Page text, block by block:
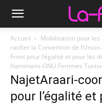
Accueil
Mobilisation pour les
ratifier la Convention de
Front pour l’égalité et pour les
Hammami-ONU Femmes
NajetAraari-
pour l’égalité